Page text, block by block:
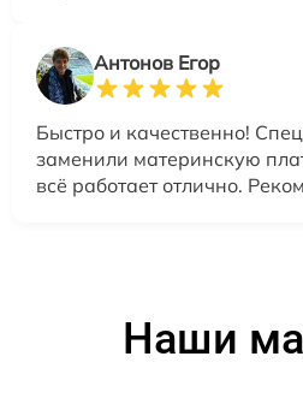
Антонов Егор
Быстро и качественно!
заменили материнскую
всё работает отлично.
Наши